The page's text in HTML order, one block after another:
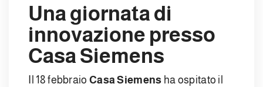
Una giornata di
innovazione presso
Casa Siemens
Il 18 febbraio Casa Siemens ha ospitato il